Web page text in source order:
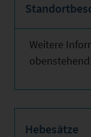
Weitere
obenstehend!
Hebesätze